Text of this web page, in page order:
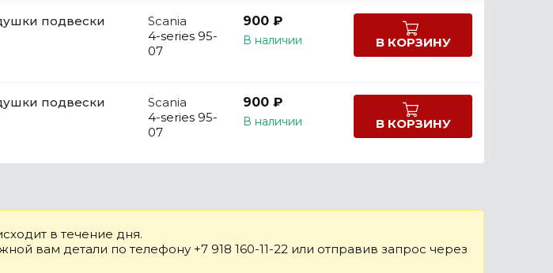
подвески
Scania
4-series 95-
07
900 ₽
В наличии В КОРЗИНУ
подвески
Scania
4-series 95-
07
900 ₽
В наличии В КОРЗИНУ
в течение дня.
вам детали по телефону +7 918 160-11-22 или отправив запрос через